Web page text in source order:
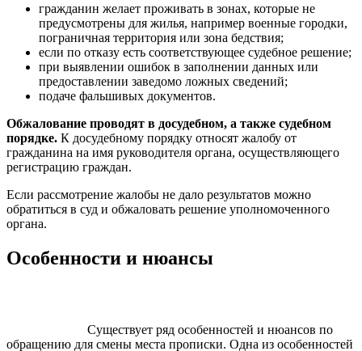
гражданин желает проживать в зонах, которые не
предусмотрены для жилья, например военные городки,
пограничная территория или зона бедствия;
если по отказу есть соответствующее судебное решение;
при выявлении ошибок в заполнении данных или
предоставлении заведомо ложных сведений;
подаче фальшивых документов.
Обжалование проводят в досудебном, а также судебном
порядке. К досудебному порядку относят жалобу от
гражданина на имя руководителя органа, осуществляющего
регистрацию граждан.
Если рассмотрение жалобы не дало результатов можно
обратиться в суд и обжаловать решение уполномоченного
органа.
Особенности и нюансы
Существует ряд особенностей и нюансов по
обращению для смены места прописки. Одна из особенностей